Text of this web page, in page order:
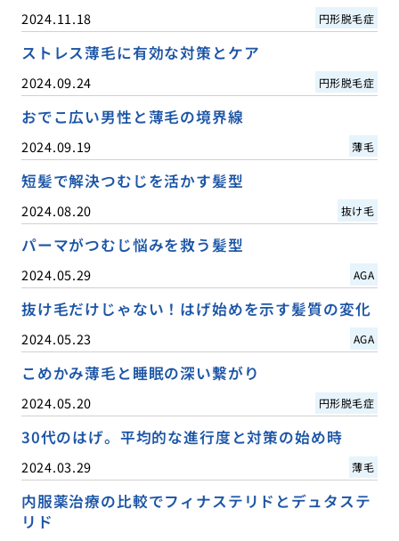
2024.11.18 円形脱毛症
ストレス薄毛に有効な対策とケア
2024.09.24 円形脱毛症
おでこ広い男性と薄毛の境界線
2024.09.19 薄毛
短髪で解決つむじを活かす髪型
2024.08.20 抜け毛
パーマがつむじ悩みを救う髪型
2024.05.29 AGA
抜け毛だけじゃない！はげ始めを示す髪質の変化
2024.05.23 AGA
こめかみ薄毛と睡眠の深い繋がり
2024.05.20 円形脱毛症
30代のはげ。平均的な進行度と対策の始め時
2024.03.29 薄毛
内服薬治療の比較でフィナステリドとデュタステ
リド